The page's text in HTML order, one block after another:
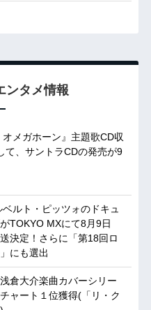
ンタメ情報
オメガホーン』主題歌CD収
て、サントラCDの発売が9
ルト・ピッツォのドキュ
TOKYO MXにて8月9日
決定！さらに「第18回ロ
にも選出
倉大介楽曲カバーシリー
ャート１位獲得(「リ・ク